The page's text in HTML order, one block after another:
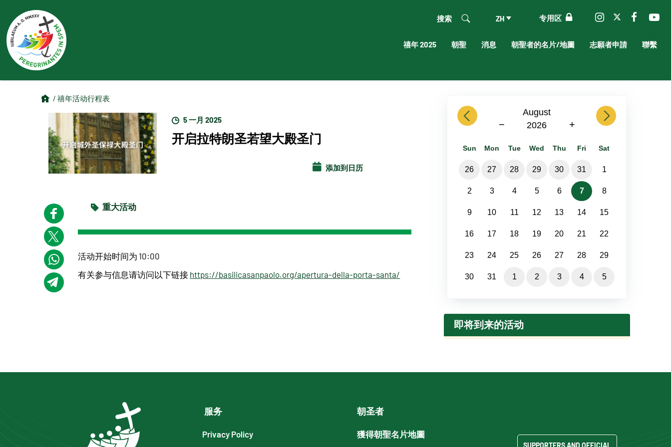
专用区
ZH
搜索
禧年 2025 朝聖 消息 朝聖者的名片/地圖 志願者申請 聯繫
/ 禧年活动行程表
5 一月 2025
开启拉特朗圣若望大殿圣门
添加到日历
重大活动
活动开始时间为 10:00
有关参与信息请访问以下链接https://basilicasanpaolo.org/apertura-della-porta-santa/
previous
August
2026
− +
next
Sun Mon Tue Wed Thu Fri Sat
26 27 28 29 30 31 1
2 3 4 5 6 7 8
9 10 11 12 13 14 15
16 17 18 19 20 21 22
23 24 25 26 27 28 29
30 31 1 2 3 4 5
即将到来的活动
服务
Privacy Policy
朝圣者
獲得朝聖名片地圖
SUPPORTERS AND OFFICIAL